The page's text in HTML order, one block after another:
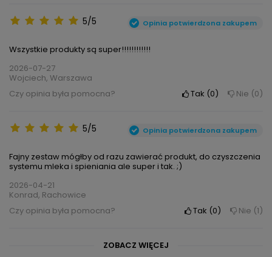
5/5 Opinia potwierdzona zakupem
Wszystkie produkty są super!!!!!!!!!!!!
2026-07-27
Wojciech, Warszawa
Czy opinia była pomocna?
Tak 0 Nie 0
5/5 Opinia potwierdzona zakupem
Fajny zestaw mógłby od razu zawierać produkt, do czyszczenia
systemu mleka i spieniania ale super i tak. ;)
2026-04-21
Konrad, Rachowice
Czy opinia była pomocna?
Tak 0 Nie 1
ZOBACZ WIĘCEJ